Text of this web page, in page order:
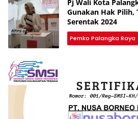
Pj Wali Kota
Gunakan Hak
Serentak 2024
Pemko Palangka Raya